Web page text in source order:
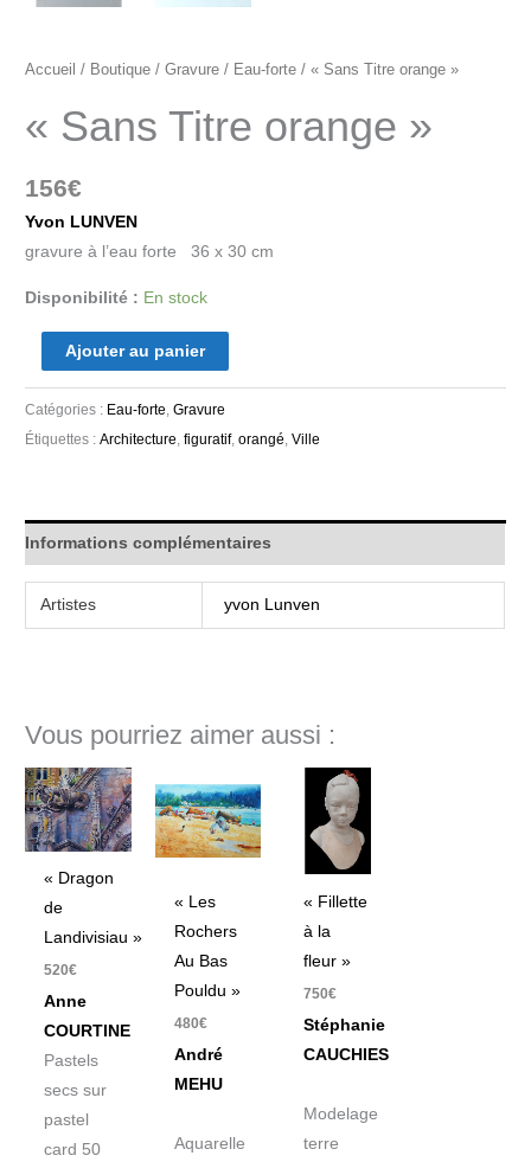
Accueil / Boutique /Gravure / Eau-forte / « Sans Titre orange »
« Sans Titre orange »
156€
Yvon LUNVEN
gravure à l’eau forte 36 x 30 cm
Disponibilité : En stock
Ajouter au panier
Catégories : Eau-forte,Gravure
Étiquettes :Architecture,figuratif,orangé,Ville
Informations complémentaires
Artistes yvon Lunven
Vous pourriez aimer aussi :
« Dragon
de
Landivisiau »
520€
Anne
COURTINE
Pastels
secs sur
pastel
card 50
« Les
Rochers
Au Bas
Pouldu »
480€
André
MEHU
Aquarelle
« Fillette
à la
fleur »
750€
Stéphanie
CAUCHIES
Modelage
terre